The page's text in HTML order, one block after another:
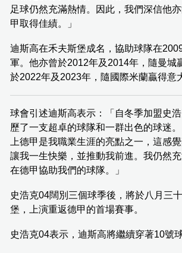
足球仍然充滿熱情。因此，我們深信他
甲取得佳績。」
迪斯高在禾夫斯堡成名，協助球隊在
軍。他亦曾於2012年及2014年，隨曼城
於2022年及2023年，隨國際米蘭贏得意
球會引述迪斯高表示：「自冬季加盟史
歷了一支超卓的球隊和一群出色的球迷
上德甲是我職業生涯的亮點之一，這感
讓我一生快樂，並推動我前進。我仍然
在德甲協助我們的球隊。」
史浩克04闊別三個球季後，將於八月三
堡，上演重返德甲的首場賽事。
史浩克04表示，迪斯高將繼續穿著10號球